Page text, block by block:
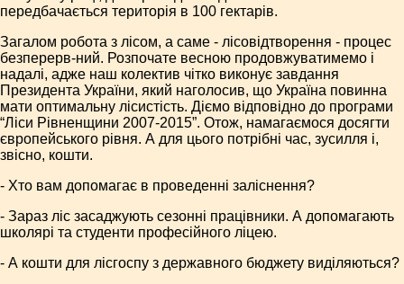
передбачається територія в 100 гектарів.
Загалом робота з лісом, а саме - лісовідтворення - процес
безперерв-ний. Розпочате весною продовжуватимемо і
надалі, адже наш колектив чітко виконує завдання
Президента України, який наголосив, що Україна повинна
мати оптимальну лісистість. Діємо відповідно до програми
“Ліси Рівненщини 2007-2015”. Отож, намагаємося досягти
європейського рівня. А для цього потрібні час, зусилля і,
звісно, кошти.
- Хто вам допомагає в проведенні заліснення?
- Зараз ліс засаджують сезонні працівники. А допомагають
школярі та студенти професійного ліцею.
- А кошти для лісгоспу з державного бюджету виділяються?